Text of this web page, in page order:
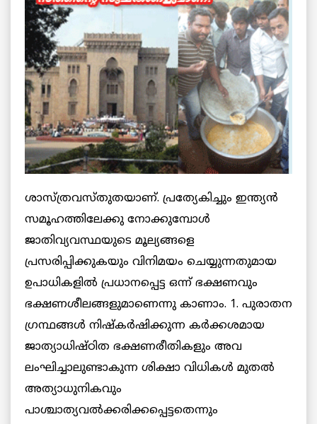
ശാസ്ത്രവസ്തുതയാണ്. പ്രത്യേകിച്ചും ഇന്ത്യന്‍
സമൂഹത്തിലേക്കു നോക്കുമ്പോള്‍
ജാതിവ്യവസ്ഥയുടെ മൂല്യങ്ങളെ
പ്രസരിപ്പിക്കുകയും വിനിമയം ചെയ്യുന്നതുമായ
ഉപാധികളില്‍ പ്രധാനപ്പെട്ട ഒന്ന് ഭക്ഷണവും
ഭക്ഷണശീലങ്ങളുമാണെന്നു കാണാം. 1. പുരാതന
ഗ്രന്ഥങ്ങള്‍ നിഷ്കര്‍ഷിക്കുന്ന കര്‍ക്കശമായ
ജാത്യാധിഷ്ഠിത ഭക്ഷണരീതികളും അവ
ലംഘിച്ചാലുണ്ടാകുന്ന ശിക്ഷാ വിധികള്‍ മുതല്‍
അത്യാധുനികവും
പാശ്ചാത്യവല്‍ക്കരിക്കപ്പെട്ടതെന്നും